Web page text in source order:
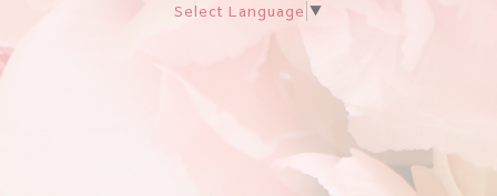
Select Language ▼